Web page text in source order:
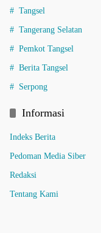
Tangsel
Tangerang Selatan
Pemkot Tangsel
Berita Tangsel
Serpong
Informasi
Indeks Berita
Pedoman Media Siber
Redaksi
Tentang Kami